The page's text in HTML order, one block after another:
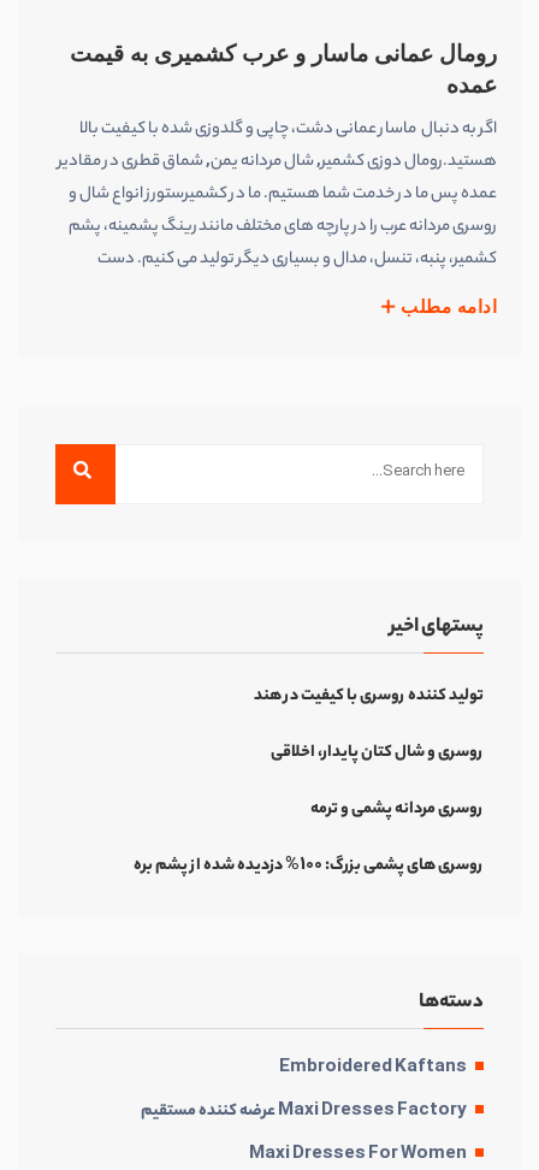
رومال عمانی ماسار و عرب کشمیری به قیمت
عمده
اگر به دنبال ماسار عمانی دشت، چاپی و گلدوزی شده با کیفیت بالا
هستید.رومال دوزی کشمیر, شال مردانه یمن, شماق قطری در مقادیر
عمده پس ما در خدمت شما هستیم. ما در کشمیرستورز انواع شال و
روسری مردانه عرب را در پارچه های مختلف مانند رینگ پشمینه، پشم
کشمیر، پنبه، تنسل، مدال و بسیاری دیگر تولید می کنیم. دست
ادامه مطلب
پستهای اخیر
تولید کننده روسری با کیفیت در هند
روسری و شال کتان پایدار، اخلاقی
روسری مردانه پشمی و ترمه
روسری های پشمی بزرگ: 100% دزدیده شده از پشم بره
دسته‌ها
Embroidered Kaftans
Maxi Dresses Factory عرضه کننده مستقیم
Maxi Dresses For Women